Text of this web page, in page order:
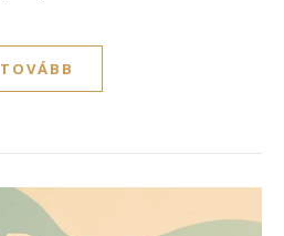
TOVÁBB